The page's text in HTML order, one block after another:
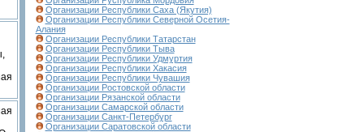
Организации Республики Саха (Якутия)
Организации Республики Северной Осетия-
Алания
Организации Республики Татарстан
Организации Республики Тыва
Организации Республики Удмуртия
Организации Республики Хакасия
Организации Республики Чувашия
Организации Ростовской области
Организации Рязанской области
Организации Самарской области
Организации Санкт-Петербург
Организации Саратовской области